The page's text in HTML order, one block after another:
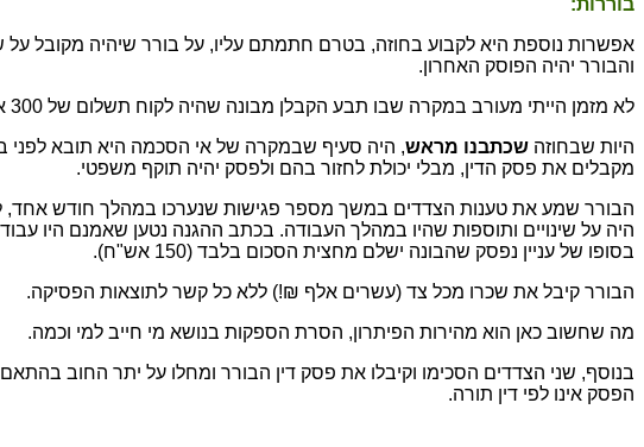
בוררות:
אפשרות נוספת היא לקבוע בחוזה, בטרם חתמתם עליו, על בורר שיהיה מקובל על
והבורר יהיה הפוסק האחרון.
לא מזמן הייתי מעורב במקרה שבו תבע הקבלן מבונה שהיה לקוח תשלום של 300 אש"ח. התביעה היתה בגין שינויים ותוספות שהיו במהלך העבודה שביצע הקבלן. הצדדים לא הגיעו לעמק השווה.
היות שבחוזה שכתבנו מראש, היה סעיף שבמקרה של אי הסכמה היא תובא לפני
מקבלים את פסק הדין, מבלי יכולת לחזור בהם ולפסק יהיה תוקף משפטי.
הבורר שמע את טענות הצדדים במשך מספר פגישות שנערכו במהלך חודש אחד,
היה על שינויים ותוספות שהיו במהלך העבודה. בכתב ההגנה נטען שאמנם היו
בסופו של עניין נפסק שהבונה ישלם מחצית הסכום בלבד (150 אש"ח).
הבורר קיבל את שכרו מכל צד (עשרים אלף ₪!) ללא כל קשר לתוצאות הפסיקה.
מה שחשוב כאן הוא מהירות הפיתרון, הסרת הספקות בנושא מי חייב למי וכמה.
בנוסף, שני הצדדים הסכימו וקיבלו את פסק דין הבורר ומחלו על יתר החוב
הפסק אינו לפי דין תורה.